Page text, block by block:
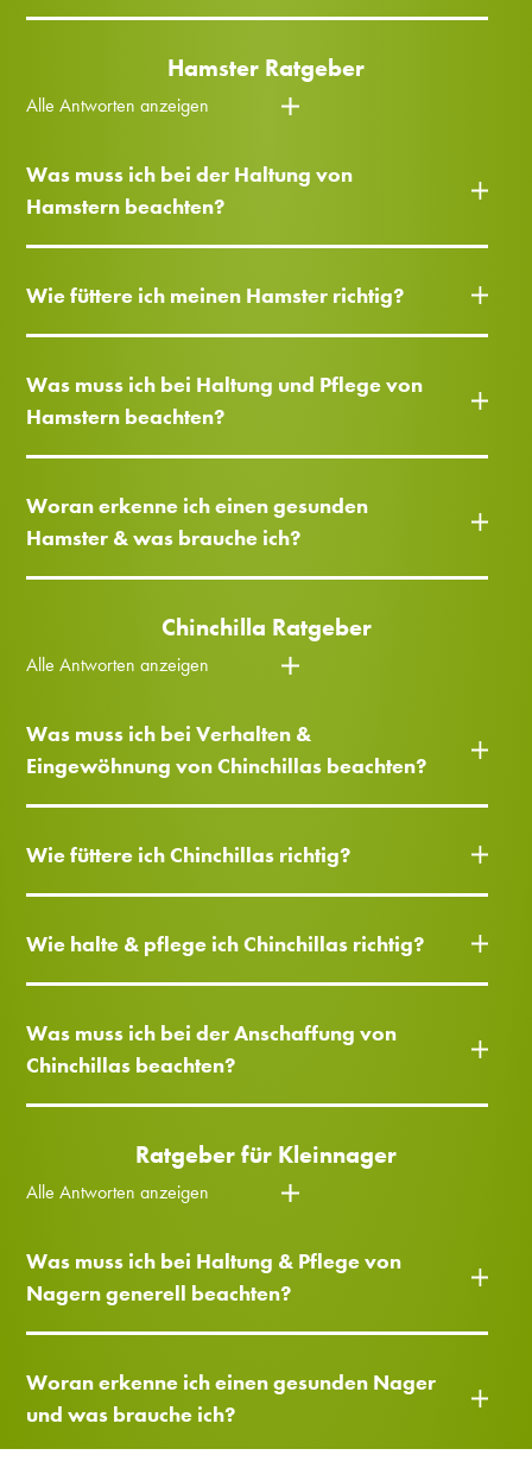
Hamster Ratgeber
Alle Antworten anzeigen
Was muss ich bei der Haltung von
Hamstern beachten?
Wie füttere ich meinen Hamster richtig?
Was muss ich bei Haltung und Pflege von
Hamstern beachten?
Woran erkenne ich einen gesunden
Hamster & was brauche ich?
Chinchilla Ratgeber
Alle Antworten anzeigen
Was muss ich bei Verhalten &
Eingewöhnung von Chinchillas beachten?
Wie füttere ich Chinchillas richtig?
Wie halte & pflege ich Chinchillas richtig?
Was muss ich bei der Anschaffung von
Chinchillas beachten?
Ratgeber für Kleinnager
Alle Antworten anzeigen
Was muss ich bei Haltung & Pflege von
Nagern generell beachten?
Woran erkenne ich einen gesunden Nager
und was brauche ich?